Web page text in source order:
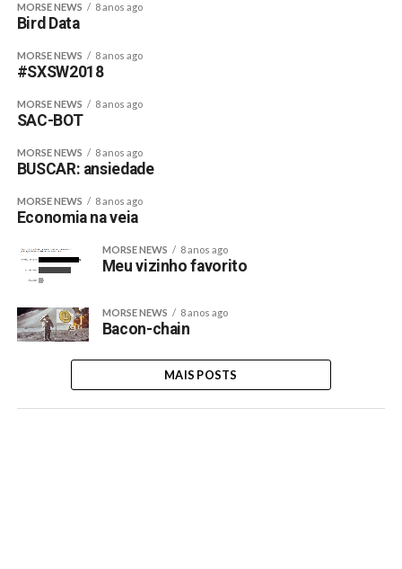
MORSE NEWS 8 anos ago
Bird Data
MORSE NEWS 8 anos ago
#SXSW2018
MORSE NEWS 8 anos ago
SAC-BOT
MORSE NEWS 8 anos ago
BUSCAR: ansiedade
MORSE NEWS 8 anos ago
Economia na veia
MORSE NEWS 8 anos ago
Meu vizinho favorito
MORSE NEWS 8 anos ago
Bacon-chain
MAIS POSTS